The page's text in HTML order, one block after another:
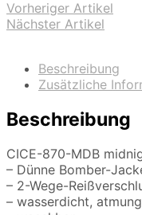
Vorheriger Artikel
Nächster Artikel
Beschreibung
Zusätzliche
Beschreibung
CICE-870-MDB
– Dünne Bomber-
– 2-Wege-
– wasserdicht,